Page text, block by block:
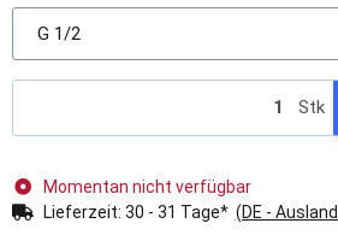
G 1/2
Stk
Momentan nicht verfügbar
Lieferzeit: 30 - 31 Tage* (DE -